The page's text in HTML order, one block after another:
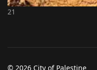
21
© 2026 City of Palestine